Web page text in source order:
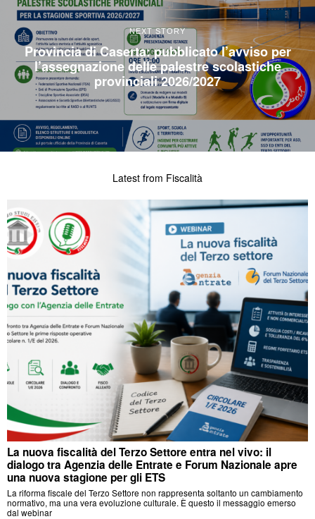
NEXT STORY
Provincia di Caserta: pubblicato l’avviso per
l’assegnazione delle palestre scolastiche
provinciali 2026/2027
Latest from Fiscalità
La nuova fiscalità del Terzo Settore entra nel vivo: il
dialogo tra Agenzia delle Entrate e Forum Nazionale apre
una nuova stagione per gli ETS
La riforma fiscale del Terzo Settore non rappresenta soltanto un cambiamento
normativo, ma una vera evoluzione culturale. È questo il messaggio emerso
dal webinar